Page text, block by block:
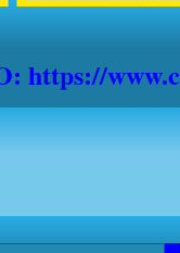
https://